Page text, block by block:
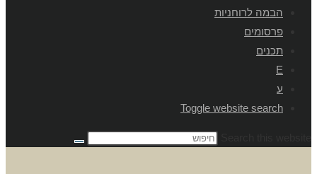
הבמה לרוחניות
פרסומים
תכנים
E
ע
Toggle website search